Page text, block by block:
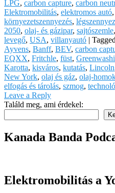
LPG, carbon capture, carbon
Elektromobilitás, elektromos autó,
környezetszennyezés,
2050, olaj- és gázipar, sajtószemle,
levegő, USA, villanyautó | Tagged
Ayvens, Banff, BEV, carbon
EQXX, Fritchle, füst,
Karotta, kisváros, kutatás, Lincoln
New York, olaj és gáz, olaj-
elfogás és tárolás, szmog,
Leave a Reply
Találd meg, ami érdekel:
Kanada Banda
Elektromobilitás a